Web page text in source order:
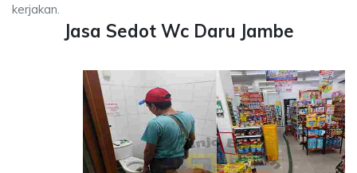
kerjakan.
Jasa Sedot Wc Daru Jambe